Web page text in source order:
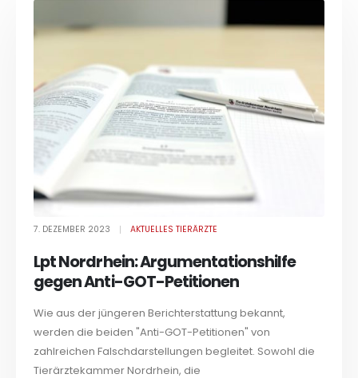
7. DEZEMBER 2023 AKTUELLES TIERÄRZTE
Lpt Nordrhein: Argumentationshilfe
gegen Anti-GOT-Petitionen
Wie aus der jüngeren Berichterstattung bekannt,
werden die beiden "Anti-GOT-Petitionen" von
zahlreichen Falschdarstellungen begleitet. Sowohl die
Tierärztekammer Nordrhein, die